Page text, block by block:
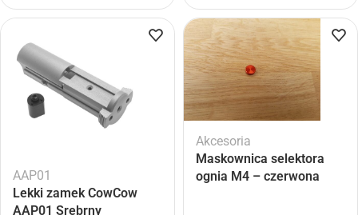
AAP01
Lekki zamek CowCow
AAP01 Srebrny
Akcesoria
Maskownica selektora
ognia M4 – czerwona